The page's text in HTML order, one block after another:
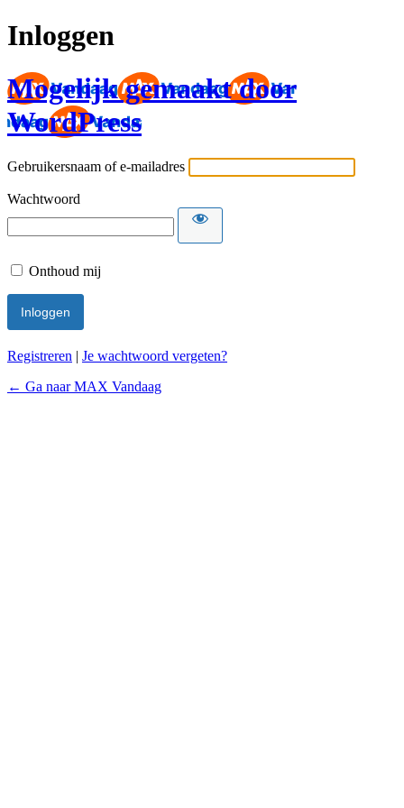
Inloggen
Mogelijk gemaakt door
WordPress
Gebruikersnaam of e-mailadres
Wachtwoord
Onthoud mij
Registreren | Je wachtwoord vergeten?
← Ga naar MAX Vandaag